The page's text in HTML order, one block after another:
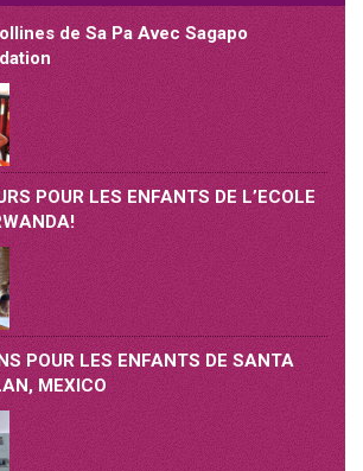
de Sa Pa Avec Sagapo
POUR LES ENFANTS DE L’ECOLE
POUR LES ENFANTS DE SANTA
MEXICO